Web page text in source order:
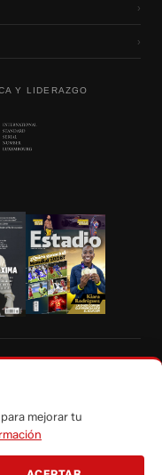
›
›
Y LIDERAZGO
de Vistazo.com.
mejorar tu